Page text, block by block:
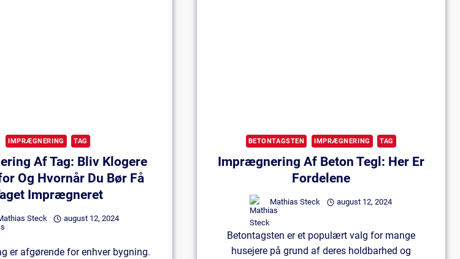
IMPRÆGNERING TAG
Af Tag: Bliv Klogere
Og Hvornår Du Bør Få
Imprægneret
Steck august 12, 2024
er afgørende for enhver bygning.
BETONTAGSTEN IMPRÆGNERING TAG
Imprægnering Af Beton Tegl: Her Er
Fordelene
Mathias Steck august 12, 2024
Betontagsten er et populært valg for mange
husejere på grund af deres holdbarhed og